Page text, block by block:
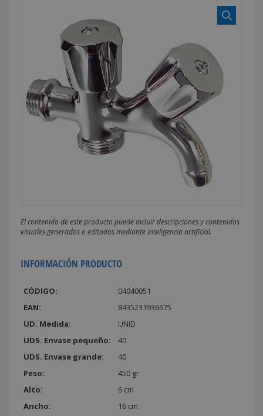
El contenido de este producto puede incluir descripciones y contenidos
visuales generados o editados mediante inteligencia artificial.
INFORMACIÓN PRODUCTO
CÓDIGO:
04040051
EAN:
8435231936675
UD. Medida:
UNID
UDS. Envase pequeño:
40
UDS. Envase grande:
40
Peso:
450 gr
Alto:
6 cm
Ancho:
16 cm